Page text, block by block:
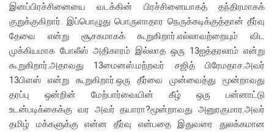
இனப்பிரச்சினையை வடக்கின் பிரச்சினையாகத் தந்திரமாகக்
குறுக்குகிறார். இப்பொழுது பொருளாதார நெருக்கடிக்குத்தான் தீர்வு
தேவை என்று சூசகமாகக் கூறுகிறார்.எல்லாவற்றையும் விட
முக்கியமாக போலீஸ் அதிகாரம் இல்லாத ஒரு 13ஐத்தரலாம் என்று
கூறுகிறார்.அதாவது 13மைனஸ்.மற்றவர் சஜித் பிரேமதாச.அவர்
13பிளஸ் என்று கூறுகிறார்.ஒரு தீர்வை முன்வைத்து மூன்றாவது
தரப்பு ஒன்றின் மேற்பார்வையின் கீழ் ஒரு பன்னாட்டு
உடன்படிக்கைக்கு வர அவர் தயாரா?மூன்றாவது அனுரகுமார.அவர்
தமிழ் மக்களுக்கு என்ன தீர்வு என்பதை இதுவரை துலக்கமான